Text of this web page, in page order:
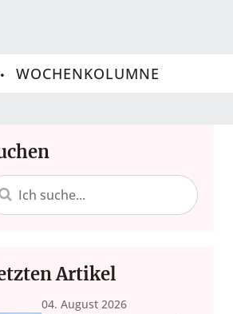
WOCHENKOLUMNE
Artikel
04. August 2026